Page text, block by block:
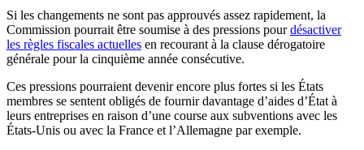
Si les changements ne sont pas approuvés assez rapidement, la
Commission pourrait être soumise à des pressions pourdésactiver
les règles fiscales actuelles en recourant à la clause dérogatoire
générale pour la cinquième année consécutive.
Ces pressions pourraient devenir encore plus fortes si les États
membres se sentent obligés de fournir davantage d’aides d’État à
leurs entreprises en raison d’une course aux subventions avec les
États-Unis ou avec la France et l’Allemagne par exemple.